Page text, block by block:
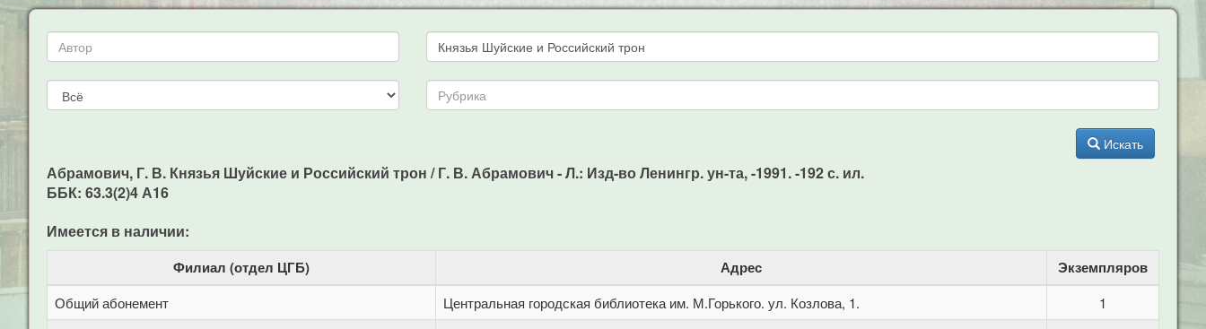
Искать
Абрамович, Г. В. Князья Шуйские и Российский трон / Г. В. Абрамович - Л.: Изд-во Ленингр. ун-та, -1991. -192 с. ил.
ББК: 63.3(2)4 А16
Имеется в наличии:
Филиал (отдел ЦГБ) Адрес Экземпляров
Общий абонемент Центральная городская библиотека им. М.Горького. ул. Козлова, 1.
1